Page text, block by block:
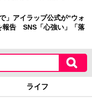
」アイラップ公式が“ウォ
報告 SNS「心強い」「落
ライフ